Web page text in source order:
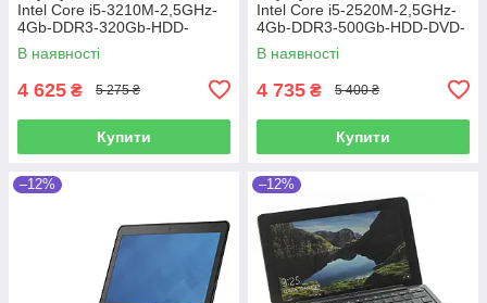
Intel Core i5-3210M-2,5GHz-
4Gb-DDR3-320Gb-HDD-
W15,6-FHD-Web-(B)-Б/В
В наявності
4 625 ₴ 5 275 ₴
Купити
Intel Core i5-2520M-2,5GHz-
4Gb-DDR3-500Gb-HDD-DVD-
R-W15,6-Web-(B)- Б/В
В наявності
4 735 ₴ 5 400 ₴
Купити
–12% –12%